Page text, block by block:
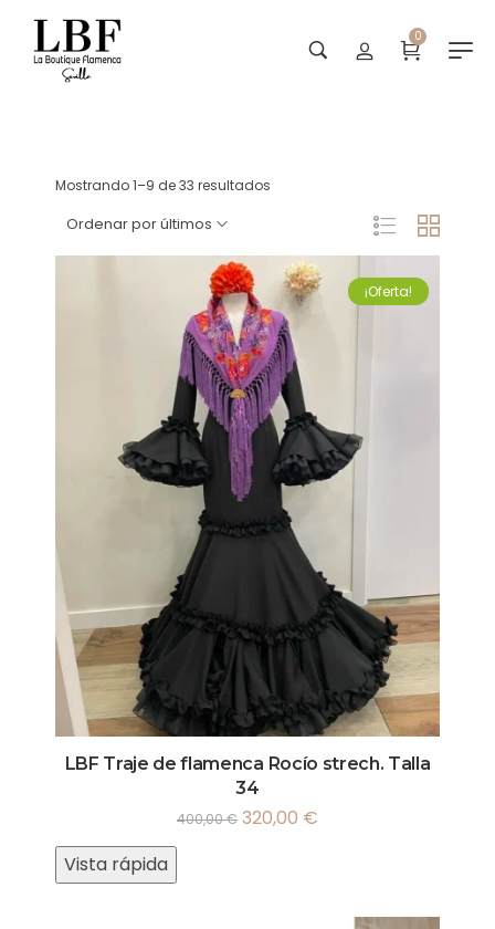
0
Mostrando 1–9 de 33 resultados
Ordenar por últimos
¡Oferta!
LBF Traje de flamenca Rocío strech. Talla
34
400,00€ 320,00 €
Vista rápida